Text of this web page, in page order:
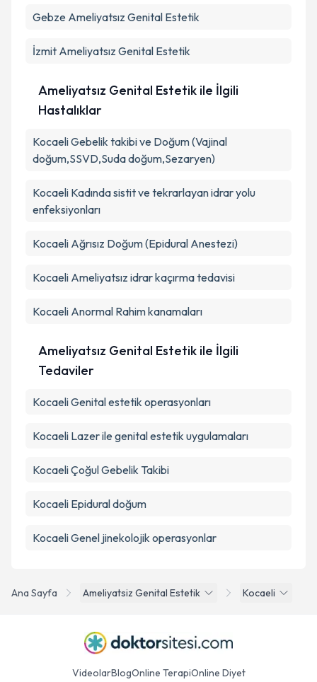
Ana Sayfa Ameliyatsiz Genital Estetik Kocaeli
Gebze Ameliyatsız Genital Estetik
İzmit Ameliyatsız Genital Estetik
Ameliyatsız Genital Estetik ile İlgili
Hastalıklar
Kocaeli Gebelik takibi ve Doğum (Vajinal
doğum,SSVD,Suda doğum,Sezaryen)
Kocaeli Kadında sistit ve tekrarlayan idrar yolu
enfeksiyonları
Kocaeli Ağrısız Doğum (Epidural Anestezi)
Kocaeli Ameliyatsız idrar kaçırma tedavisi
Kocaeli Anormal Rahim kanamaları
Ameliyatsız Genital Estetik ile İlgili
Tedaviler
Kocaeli Genital estetik operasyonları
Kocaeli Lazer ile genital estetik uygulamaları
Kocaeli Çoğul Gebelik Takibi
Kocaeli Epidural doğum
Kocaeli Genel jinekolojik operasyonlar
VideolarBlogOnline TerapiOnline Diyet